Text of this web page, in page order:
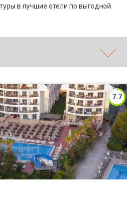
в лучшие отели по выгодной
7.7